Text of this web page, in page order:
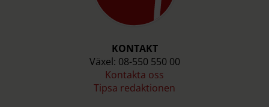
KONTAKT
Växel: 08-550 550 00
Kontakta oss
Tipsa redaktionen